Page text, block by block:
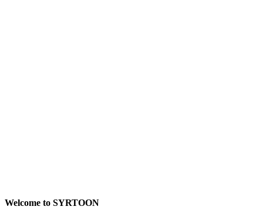
Welcome to SYRTOON